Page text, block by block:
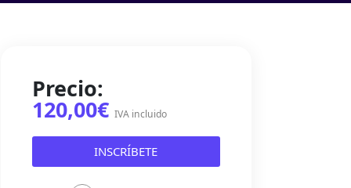
Precio:
120,00€ IVA incluido
INSCRÍBETE